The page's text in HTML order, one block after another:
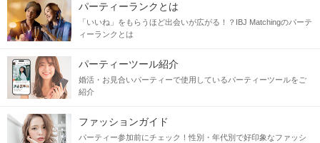
旅先で一緒にご当地グルメを食べたり
特に用事はなくても、
好きなことは一緒に楽しみたい♡
趣味が合う恋人がほしい方は必見です！
同じものが好きって素敵♡価値観の合う出会いを
パーティーランクとは
「いいね」をもらうほど出会いが広がる！？IBJ Matchingのパーテ
ィーランクとは
パーティーツール紹介
婚活・お見合いパーティーで使用しているパーティーツールをご
紹介
ファッションガイド
パーティー参加前にチェック！性別・年代別で好印象なファッシ